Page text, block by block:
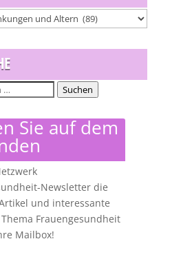
Suchen
Sie auf dem
Newsletter die
und interessante
Frauengesundheit
Mailbox!